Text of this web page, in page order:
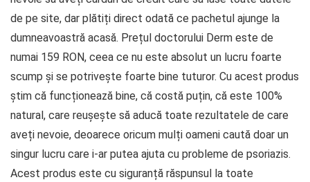
de pe site, dar plătiți direct odată ce pachetul ajunge la
dumneavoastră acasă. Prețul doctorului Derm este de
numai 159 RON, ceea ce nu este absolut un lucru foarte
scump și se potrivește foarte bine tuturor. Cu acest produs
știm că funcționează bine, că costă puțin, că este 100%
natural, care reușește să aducă toate rezultatele de care
aveți nevoie, deoarece oricum mulți oameni caută doar un
singur lucru care i-ar putea ajuta cu probleme de psoriazis.
Acest produs este cu siguranță răspunsul la toate